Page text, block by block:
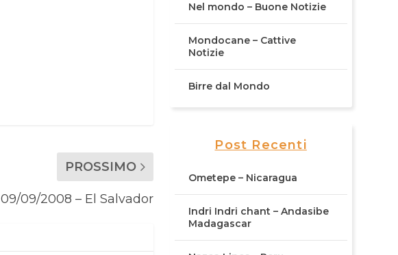
PROSSIMO
09/09/2008 – El Salvador
Nel mondo – Buone Notizie
Mondocane – Cattive
Notizie
Birre dal Mondo
Post Recenti
Ometepe – Nicaragua
Indri Indri chant – Andasibe
Madagascar